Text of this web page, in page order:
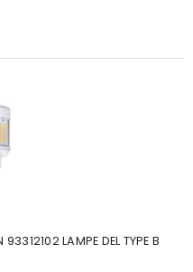
LAMPE DEL TYPE B